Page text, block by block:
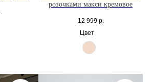
розочками макси кремовое
12 999 р.
Цвет